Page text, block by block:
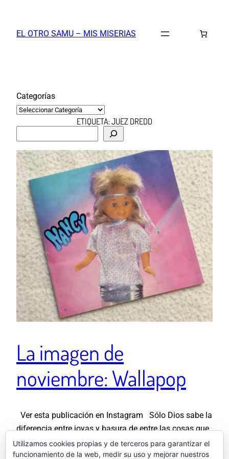
contenido
EL OTRO SAMU – MIS MISERIAS
Categorías
ETIQUETA:JUEZ DREDD
s
c
a
La imagen de
noviembre: Wallapop
Ver esta publicación en Instagram Sólo Dios sabe la
diferencia entre joyas y basura de entre las cosas que
vendo en Wallapop 💎💩Si tenéis curiosidad y os
interesa alguna os mando el enlace a mi perfil por
Utilizamos cookies propias y de terceros para garantizar el
funcionamiento de la web, medir su uso y mejorar nuestros